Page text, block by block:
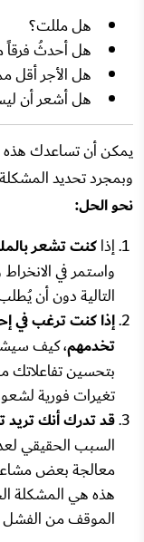
هل مللت؟
هل أحدثُ
هل الأجر أقل
هل أشعر أن
يمكن أن تساعدك هذه
وبمجرد تحديد
نحو الحل:
إذاكنت تشعر
واستمر في
التالية دون أن
إذا كنت ترغب في
تخدمهم، كيف
بتحسين تفاعلاتك
تغيرات فورية
قد تدرك أنك تريد
السبب الحقيقي
معالجة بعض
هذه هي المشكلة
الموقف من الفشل